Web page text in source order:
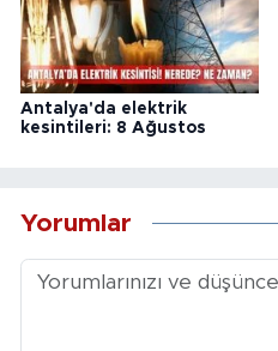
Antalya'da elektrik
kesintileri: 8 Ağustos
Yorumlar